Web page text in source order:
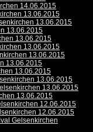
14.06.2015
13.06.2015
13.06.2015
13.06.2015
13.06.2015
13.06.2015
13.06.2015
13.06.2015
13.06.2015
13.06.2015
13.06.2015
13.06.2015
12.06.2015
12.06.2015
Gelsenkirchen